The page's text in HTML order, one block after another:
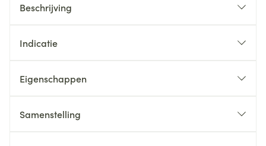
Beschrijving
Indicatie
Eigenschappen
Samenstelling